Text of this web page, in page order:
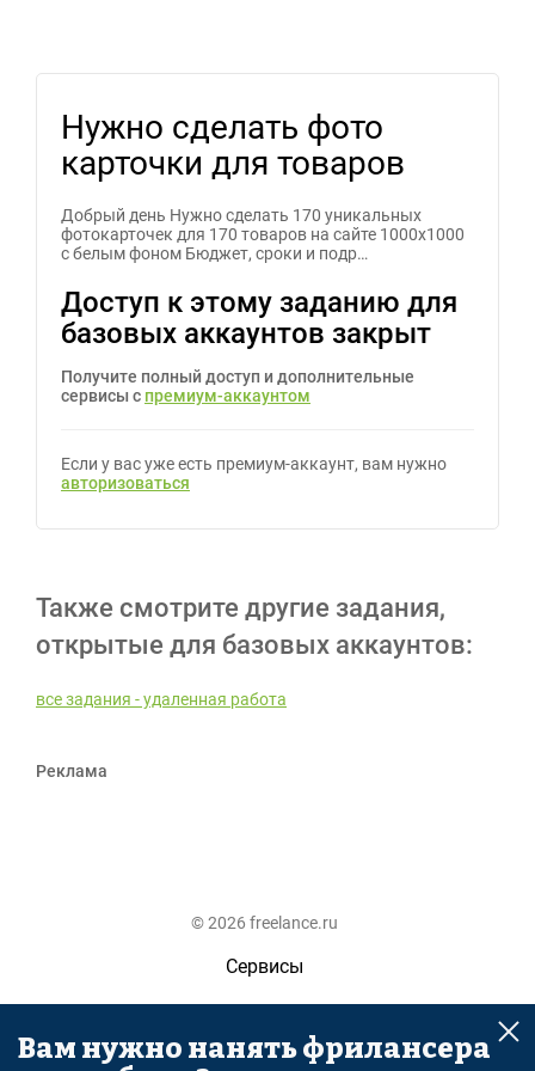
Нужно сделать фото
карточки для товаров
Добрый день Нужно сделать 170 уникальных
фотокарточек для 170 товаров на сайте 1000х1000
с белым фоном Бюджет, сроки и подр…
Доступ к этому заданию для
базовых аккаунтов закрыт
Получите полный доступ и дополнительные
сервисы с премиум-аккаунтом
Если у вас уже есть премиум-аккаунт, вам нужно
авторизоваться
Также смотрите другие задания,
открытые для базовых аккаунтов:
все задания - удаленная работа
Реклама
© 2026 freelance.ru
Сервисы
Помощь
Поиск
Вам нужно нанять фрилансера